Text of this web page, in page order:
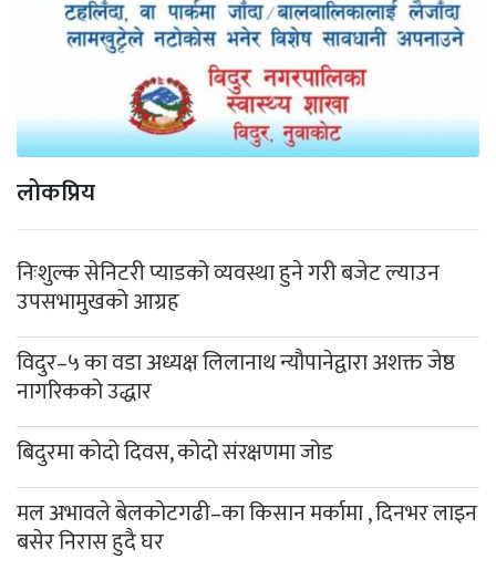
लोकप्रिय
निःशुल्क सेनिटरी प्याडको व्यवस्था हुने गरी बजेट ल्याउन
उपसभामुखको आग्रह
विदुर–५ का वडा अध्यक्ष लिलानाथ न्यौपानेद्वारा अशक्त जेष्ठ
नागरिकको उद्धार
बिदुरमा कोदो दिवस, कोदो संरक्षणमा जोड
मल अभावले बेलकोटगढी–का किसान मर्कामा , दिनभर लाइन
बसेर निरास हुदै घर